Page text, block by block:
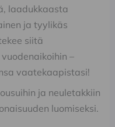
laadukkaasta
ja tyylikäs
siitä
–
vaatekaapistasi!
ja neuletakkiin
luomiseksi.